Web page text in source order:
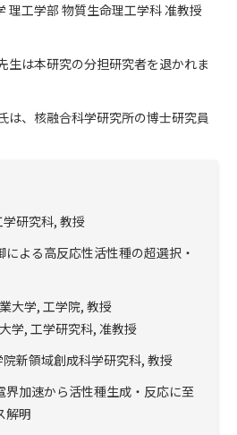
理工学部 物質生命理工学科 准教授
は本研究の分担研究者を退かれま
、核融合科学研究所の博士研究員
研究科, 教授
による高反応性活性種の超選択・
大学, 工学院, 教授
学, 工学研究科, 准教授
新領域創成科学研究科, 教授
界加速から活性種生成・反応に至
解明